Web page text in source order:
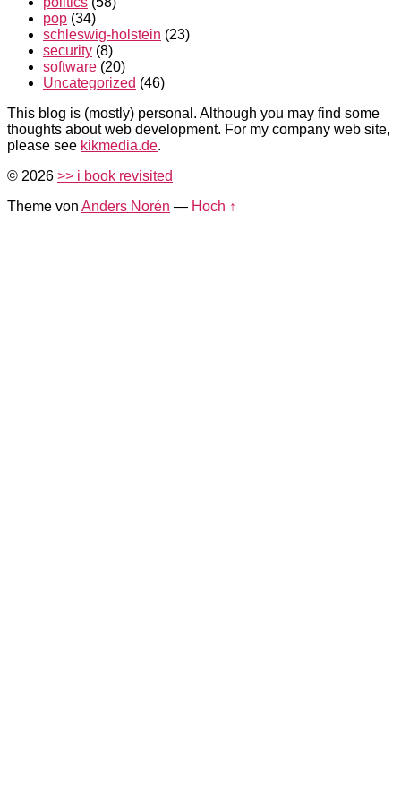
pop (34)
schleswig-holstein (23)
security (8)
software (20)
Uncategorized (46)
This blog is (mostly) personal. Although you may find some
thoughts about web development. For my company web site,
please see kikmedia.de.
© 2026 >> i book revisited
Theme von Anders Norén — Hoch ↑